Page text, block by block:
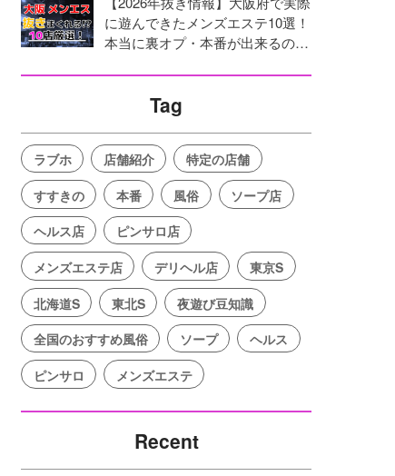
に遊んできたメンズエステ10選！
本当に裏オプ・本番が出来るのか
Tag
ラブホ 店舗紹介
特定の店舗
すすきの
本番 風俗
ソープ店
ヘルス店
ピンサロ店
メンズエステ店
デリヘル店
東京S
北海道S
東北S
夜遊び豆知識
全国のおすすめ風俗
ソープ
ヘルス
ピンサロ
メンズエステ
Recent